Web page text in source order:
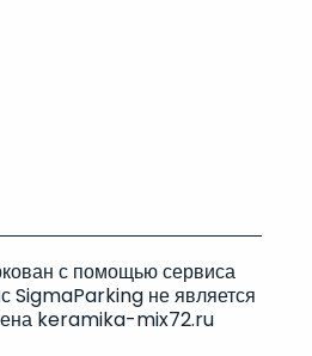
с помощью сервиса
SigmaParking не является
keramika-mix72.ru